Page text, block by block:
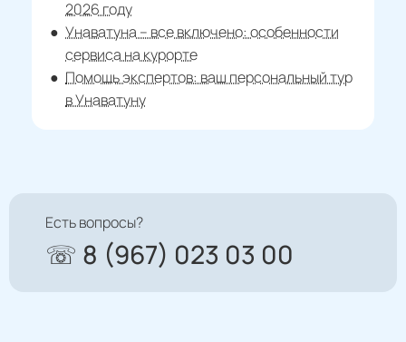
2026 году
Унаватуна – все включено: особенности
сервиса на курорте
Помощь экспертов: ваш персональный тур
в Унаватуну
Есть вопросы?
☏ 8 (967) 023 03 00